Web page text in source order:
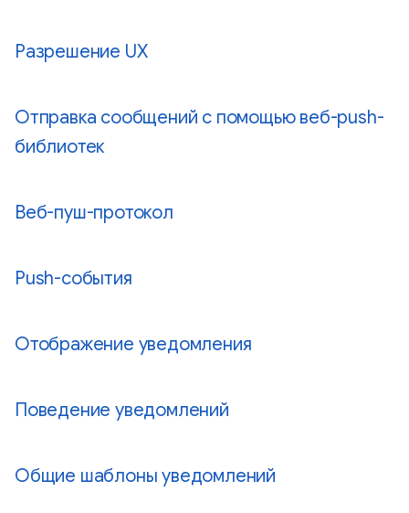
Разрешение UX
Отправка сообщений с помощью веб-push-
библиотек
Веб-пуш-протокол
Push-события
Отображение уведомления
Поведение уведомлений
Общие шаблоны уведомлений